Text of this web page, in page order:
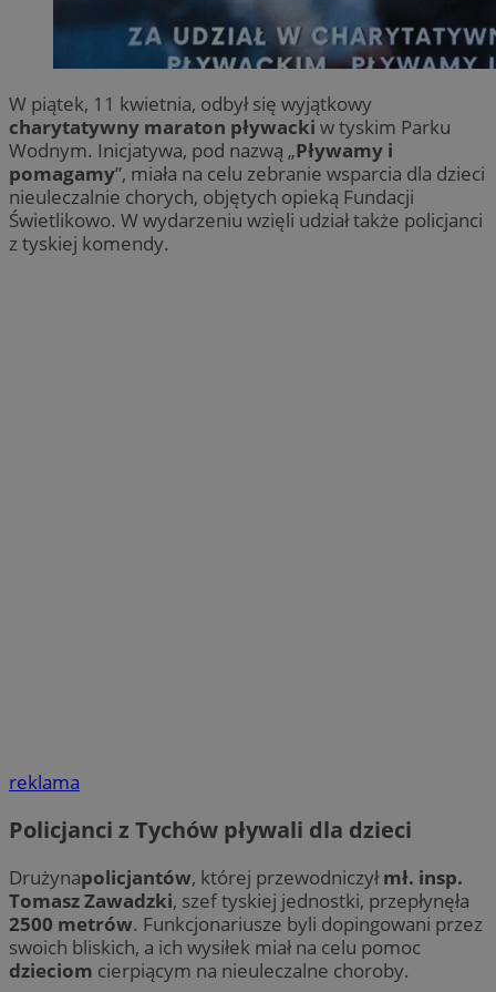
W piątek, 11 kwietnia, odbył się wyjątkowy
charytatywny maraton pływacki w tyskim Parku
Wodnym. Inicjatywa, pod nazwą „Pływamy i
pomagamy”, miała na celu zebranie wsparcia dla dzieci
nieuleczalnie chorych, objętych opieką Fundacji
Świetlikowo. W wydarzeniu wzięli udział także policjanci
z tyskiej komendy.
reklama
Policjanci z Tychów pływali dla dzieci
Drużynapolicjantów, której przewodniczyłmł. insp.
Tomasz Zawadzki, szef tyskiej jednostki, przepłynęła
2500 metrów. Funkcjonariusze byli dopingowani przez
swoich bliskich, a ich wysiłek miał na celu pomoc
dzieciom cierpiącym na nieuleczalne choroby.